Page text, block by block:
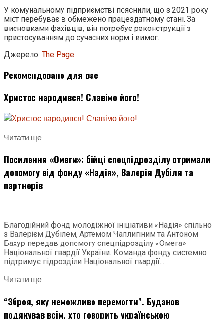
У комунальному підприємстві пояснили, що з 2021 року
міст перебуває в обмежено працездатному стані. За
висновками фахівців, він потребує реконструкції з
пристосуванням до сучасних норм і вимог.
Джерело: The Page
Рекомендовано для вас
Христос народився! Славімо його!
Читати ще
Посилення «Омеги»: бійці спецпідрозділу отримали
допомогу від фонду «Надія», Валерія Дубіля та
партнерів
Благодійний фонд молодіжної ініціативи «Надія» спільно
з Валерієм Дубілем, Артемом Чаплигіним та Антоном
Бахур передав допомогу спецпідрозділу «Омега»
Національної гвардії України. Команда фонду системно
підтримує підрозділи Національної гвардії...
Читати ще
“Зброя, яку неможливо перемогти”. Буданов
подякував всім, хто говорить українською